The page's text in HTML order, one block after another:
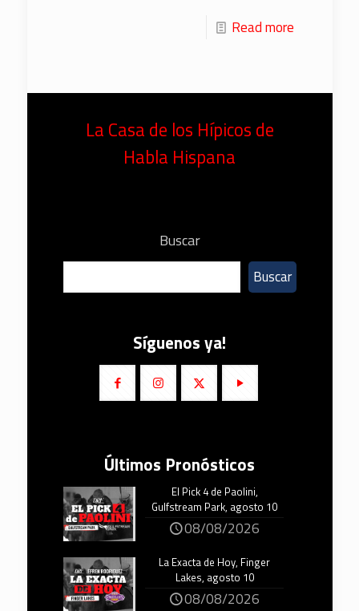
Read more
La Casa de los Hípicos de
Habla Hispana
Buscar
Buscar
Síguenos ya!
Últimos Pronósticos
El Pick 4 de Paolini,
Gulfstream Park, agosto 10
08/08/2026
La Exacta de Hoy, Finger
Lakes, agosto 10
08/08/2026